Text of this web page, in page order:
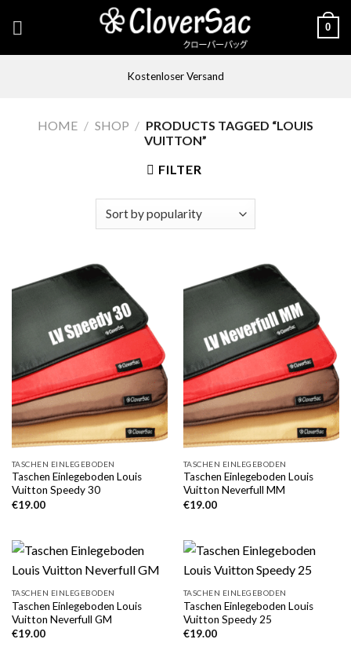
0
Kostenloser Versand
HOME / SHOP / PRODUCTS TAGGED “LOUIS
VUITTON”
FILTER
TASCHEN EINLEGEBODEN
Taschen Einlegeboden Louis
Vuitton Speedy 30
€19.00
TASCHEN EINLEGEBODEN
Taschen Einlegeboden Louis
Vuitton Neverfull MM
€19.00
TASCHEN EINLEGEBODEN
Taschen Einlegeboden Louis
Vuitton Neverfull GM
€19.00
TASCHEN EINLEGEBODEN
Taschen Einlegeboden Louis
Vuitton Speedy 25
€19.00